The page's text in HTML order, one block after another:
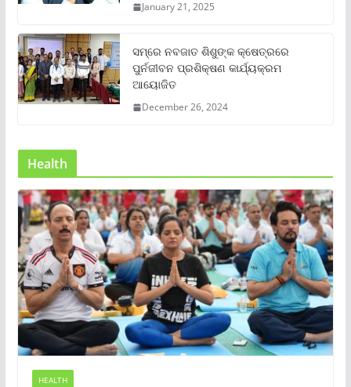
January 21, 2025
ସମ୍‌ରେ ନବଜାତ ଶିଶୁଙ୍କ କ୍ଷେତ୍ରରେ
ପୁର୍ନଜୀବନ ପ୍ରଶିକ୍ଷଣ କାର୍ଯ୍ୟକ୍ରମ
ଆୟୋଜିତ
December 26, 2024
Health
HEALTH